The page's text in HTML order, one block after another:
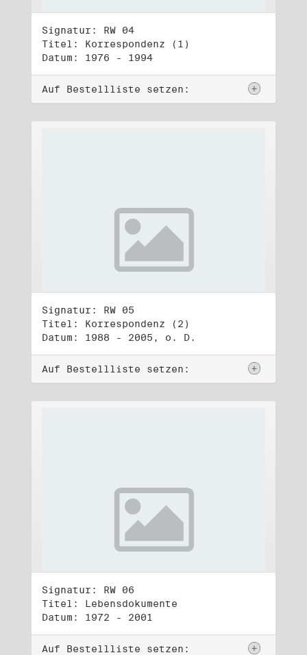
Signatur: RW 04
Titel: Korrespondenz (1)
Datum: 1976 - 1994
Auf Bestellliste setzen:
Signatur: RW 05
Titel: Korrespondenz (2)
Datum: 1988 - 2005, o. D.
Auf Bestellliste setzen:
Signatur: RW 06
Titel: Lebensdokumente
Datum: 1972 - 2001
Auf Bestellliste setzen: